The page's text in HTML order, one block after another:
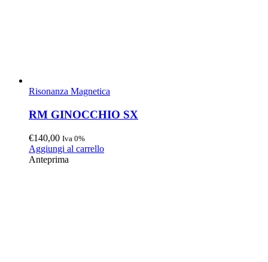
Risonanza Magnetica
RM GINOCCHIO SX
€140,00 Iva 0%
Aggiungi al carrello
Anteprima